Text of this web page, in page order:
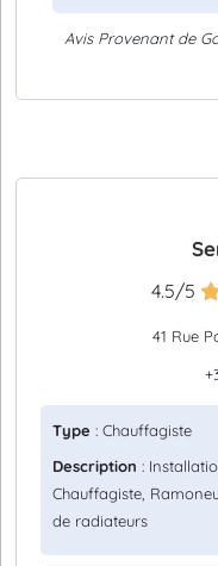
Avis Provenant de
4.5/5
41 Rue
Type : Chauffagiste
Description :
Chauffagiste,
de radiateurs